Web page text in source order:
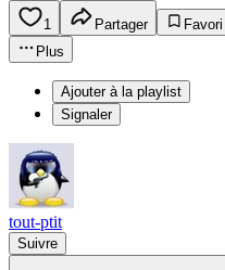
1 Partager
Favori
Plus
Ajouter à la playlist
Signaler
tout-ptit
Suivre